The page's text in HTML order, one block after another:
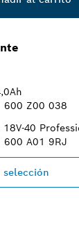
600 Z00 038
40
600 A01 9RJ
selección